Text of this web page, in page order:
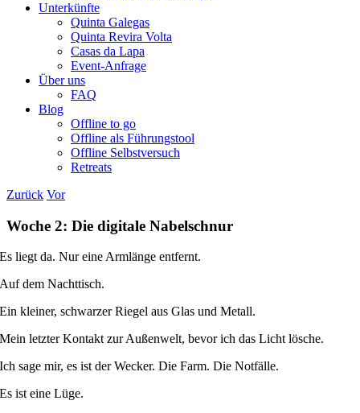
Unterkünfte
Quinta Galegas
Quinta Revira Volta
Casas da Lapa
Event-Anfrage
Über uns
FAQ
Blog
Offline to go
Offline als Führungstool
Offline Selbstversuch
Retreats
Zurück Vor
Woche 2: Die digitale Nabelschnur
Es liegt da. Nur eine Armlänge entfernt.
Auf dem Nachttisch.
Ein kleiner, schwarzer Riegel aus Glas und Metall.
Mein letzter Kontakt zur Außenwelt, bevor ich das Licht lösche.
Ich sage mir, es ist der Wecker. Die Farm. Die Notfälle.
Es ist eine Lüge.